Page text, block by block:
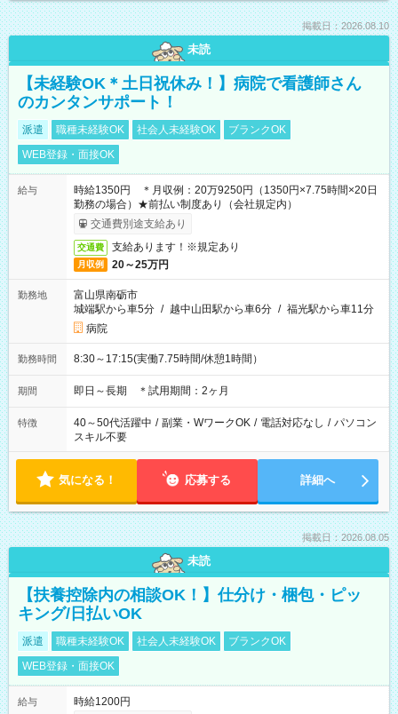
掲載日：2026.08.10
未読
【未経験OK＊土日祝休み！】病院で看護師さん
のカンタンサポート！
派遣 職種未経験OK 社会人未経験OK
ブランクOK
WEB登録・面接OK
給与
時給1350円 ＊月収例：20万9250円（1350円×7.75時間×20日
勤務の場合）★前払い制度あり（会社規定内）
交通費別途支給あり
交通費 支給あります！※規定あり
月収例 20～25万円
勤務地
富山県南砺市
城端駅から車5分 / 越中山田駅から車6分 / 福光駅から車11分
病院
勤務時間 8:30～17:15(実働7.75時間/休憩1時間）
期間 即日～長期 ＊試用期間：2ヶ月
特徴 40～50代活躍中 / 副業・WワークOK / 電話対応なし / パソコン
スキル不要
気になる！ 応募する 詳細へ
掲載日：2026.08.05
未読
【扶養控除内の相談OK！】仕分け・梱包・ピッ
キング/日払いOK
派遣 職種未経験OK 社会人未経験OK
ブランクOK
WEB登録・面接OK
給与
時給1200円